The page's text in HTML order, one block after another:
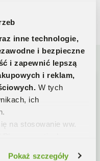
inne technologie,
i bezpieczne
i zapewnić lepszą
i reklam,
W tych
ich
na stosowanie ww.
Pokaż szczegóły
czy
I
rzeczywiście: według
badań, glukomannan
wspomaga utratę wagi!